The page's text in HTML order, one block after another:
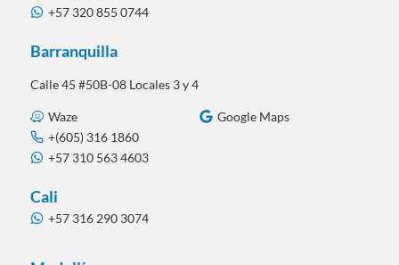
+57 320 855 0744
Barranquilla
Calle 45 #50B-08 Locales 3 y 4
Waze
Google Maps
+(605) 316 1860
+57 310 563 4603
Cali
+57 316 290 3074